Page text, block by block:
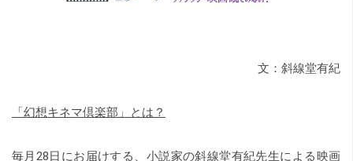
文：斜線堂有紀
「幻想キネマ倶楽部」とは？
毎月28日にお届けする、小説家の斜線堂有紀先生による映画